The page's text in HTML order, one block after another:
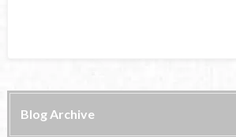
Blog Archive